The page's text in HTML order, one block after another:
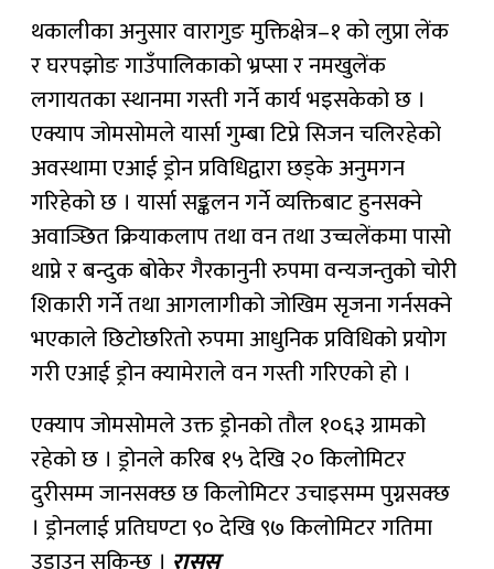
थकालीका अनुसार वारागुङ मुक्तिक्षेत्र–१ को लुप्रा लेंक
र घरपझोङ गाउँपालिकाको भ्रप्सा र नमखुलेंक
लगायतका स्थानमा गस्ती गर्ने कार्य भइसकेको छ ।
एक्याप जोमसोमले यार्सा गुम्बा टिप्ने सिजन चलिरहेको
अवस्थामा एआई ड्रोन प्रविधिद्वारा छड्के अनुमगन
गरिहेको छ । यार्सा सङ्कलन गर्ने व्यक्तिबाट हुनसक्ने
अवाञ्छित क्रियाकलाप तथा वन तथा उच्चलेंकमा पासो
थाप्ने र बन्दुक बोकेर गैरकानुनी रुपमा वन्यजन्तुको चोरी
शिकारी गर्ने तथा आगलागीको जोखिम सृजना गर्नसक्ने
भएकाले छिटोछरितो रुपमा आधुनिक प्रविधिको प्रयोग
गरी एआई ड्रोन क्यामेराले वन गस्ती गरिएको हो ।
एक्याप जोमसोमले उक्त ड्रोनको तौल १०६३ ग्रामको
रहेको छ । ड्रोनले करिब १५ देखि २० किलोमिटर
दुरीसम्म जानसक्छ छ किलोमिटर उचाइसम्म पुग्नसक्छ
। ड्रोनलाई प्रतिघण्टा ९० देखि ९७ किलोमिटर गतिमा